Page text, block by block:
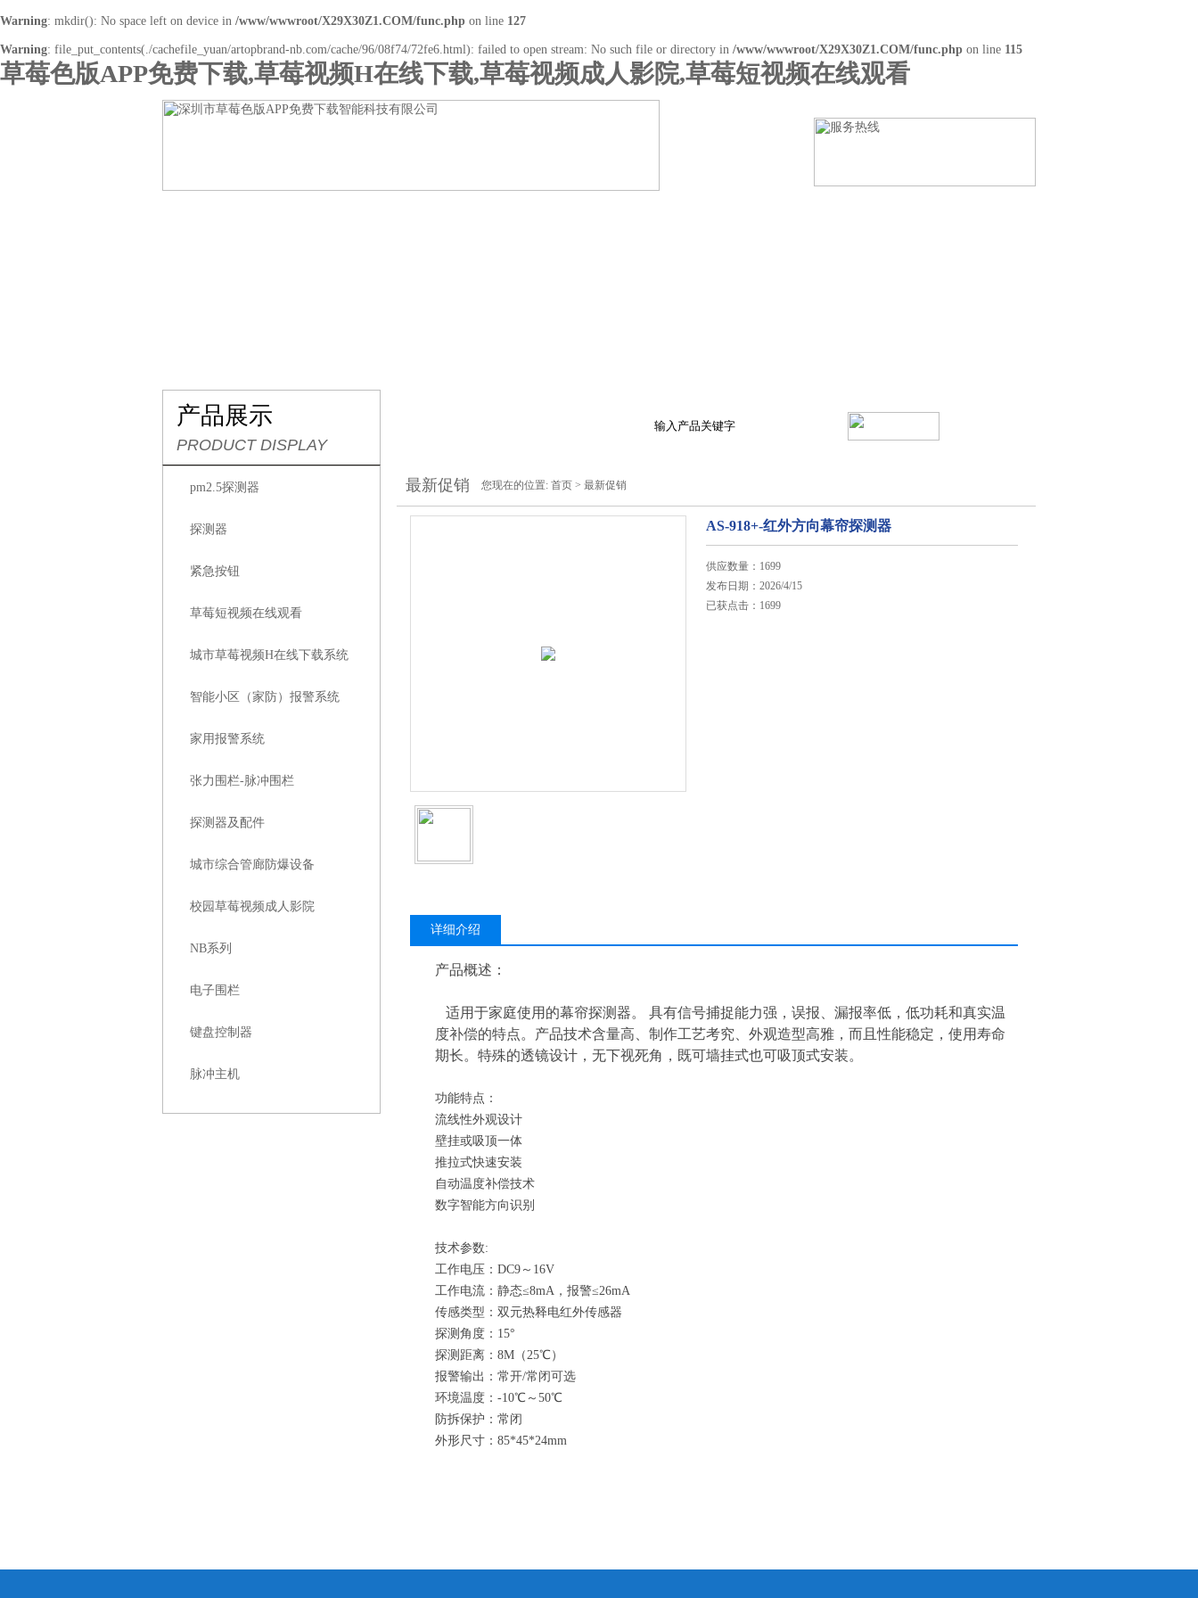
Warning: mkdir(): No space left on device in /www/wwwroot/X29X30Z1.COM/func.php on line 127
Warning: file_put_contents(./cachefile_yuan/artopbrand-nb.com/cache/96/08f74/72fe6.html): failed to open stream: No such file or directory in /www/wwwroot/X29X30Z1.COM/func.php on line 115
草莓色版APP免费下载,草莓视频H在线下载,草莓视频成人影院,草莓短视频在线观看
产品展示
PRODUCT DISPLAY
pm2.5探测器
探测器
紧急按钮
草莓短视频在线观看
城市草莓视频H在线下载系统
智能小区（家防）报警系统
家用报警系统
张力围栏-脉冲围栏
探测器及配件
城市综合管廊防爆设备
校园草莓视频成人影院
NB系列
电子围栏
键盘控制器
脉冲主机
最新促销 您现在的位置: 首页 > 最新促销
AS-918+-红外方向幕帘探测器
供应数量：1699
发布日期：2026/4/15
已获点击：1699
详细介绍
产品概述：
适用于家庭使用的幕帘探测器。 具有信号捕捉能力强，误报、漏报率低，低功耗和真实温
度补偿的特点。产品技术含量高、制作工艺考究、外观造型高雅，而且性能稳定，使用寿命
期长。特殊的透镜设计，无下视死角，既可墙挂式也可吸顶式安装。
功能特点：
流线性外观设计
壁挂或吸顶一体
推拉式快速安装
自动温度补偿技术
数字智能方向识别
技术参数:
工作电压：DC9～16V
工作电流：静态≤8mA， 报警≤26mA
传感类型：双元热释电红外传感器
探测角度：15°
探测距离：8M（25℃）
报警输出：常开/常闭可选
环境温度：-10℃～50℃
防拆保护：常闭
外形尺寸：85*45*24mm